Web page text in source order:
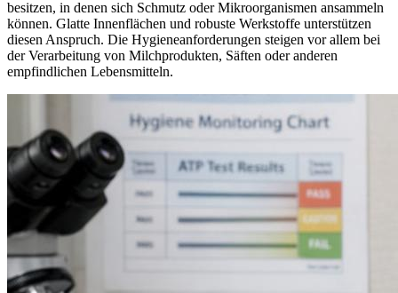
besitzen, in denen sich Schmutz oder Mikroorganismen ansammeln
können. Glatte Innenflächen und robuste Werkstoffe unterstützen
diesen Anspruch. Die Hygieneanforderungen steigen vor allem bei
der Verarbeitung von Milchprodukten, Säften oder anderen
empfindlichen Lebensmitteln.